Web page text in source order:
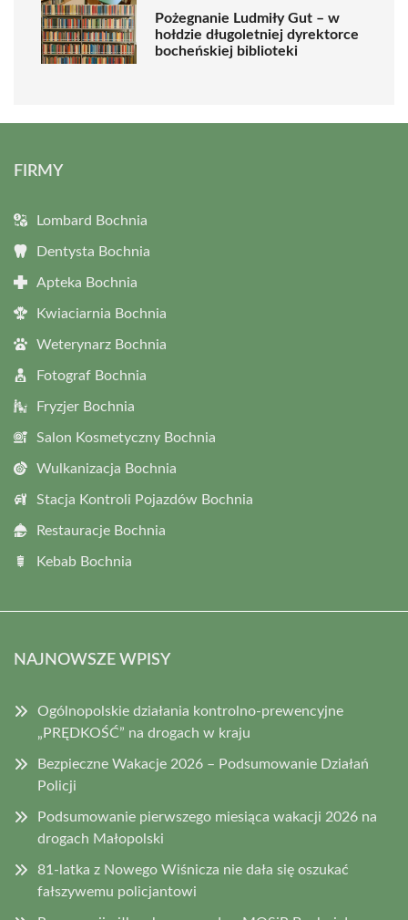
Pożegnanie Ludmiły Gut – w
hołdzie długoletniej dyrektorce
bocheńskiej biblioteki
FIRMY
Lombard Bochnia
Dentysta Bochnia
Apteka Bochnia
Kwiaciarnia Bochnia
Weterynarz Bochnia
Fotograf Bochnia
Fryzjer Bochnia
Salon Kosmetyczny Bochnia
Wulkanizacja Bochnia
Stacja Kontroli Pojazdów Bochnia
Restauracje Bochnia
Kebab Bochnia
NAJNOWSZE WPISY
Ogólnopolskie działania kontrolno-prewencyjne
„PRĘDKOŚĆ” na drogach w kraju
Bezpieczne Wakacje 2026 – Podsumowanie Działań
Policji
Podsumowanie pierwszego miesiąca wakacji 2026 na
drogach Małopolski
81-latka z Nowego Wiśnicza nie dała się oszukać
fałszywemu policjantowi